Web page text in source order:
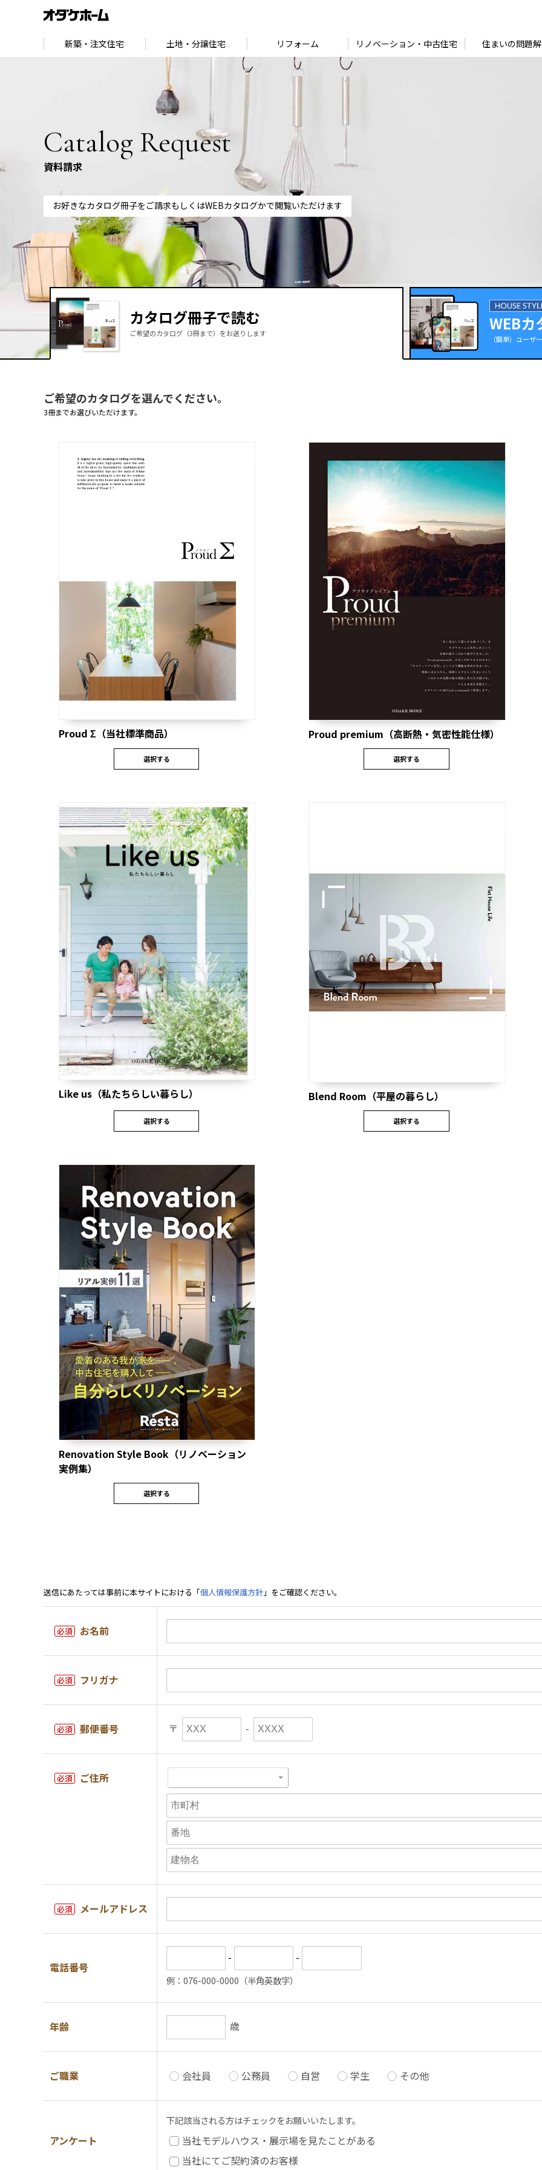
新築・注文住宅 土地・分譲住宅 リフォーム リノベーション・中古住宅 住まいの問題
Catalog Request
資料請求
お好きなカタログ冊子をご請求もしくはWEBカタログかで閲覧いただけます
カタログ冊子で読む
ご希望のカタログ（3冊まで）をお送りします WEBカ
（簡単）ユーザ
ご希望のカタログを選んでください。
3冊までお選びいただけます。
Proud Σ（当社標準商品）
選択する
Proud premium（高断熱・気密性能仕様）
選択する
Like us（私たちらしい暮らし）
選択する
Blend Room（平屋の暮らし）
選択する
Renovation Style Book（リノベーション
実例集）
選択する
送信にあたっては事前に本サイトにおける「個人情報保護方針 」をご確認ください。
必須 お名前
必須 フリガナ
必須 郵便番号 〒 -
必須 ご住所
必須 メールアドレス
電話番号
- -
例：076-000-0000（半角英数字）
年齢 歳
ご職業 会社員 公務員 自営 学生 その他
アンケート
下記該当される方はチェックをお願いいたします。
当社モデルハウス・展示場を見たことがある
当社にてご契約済のお客様